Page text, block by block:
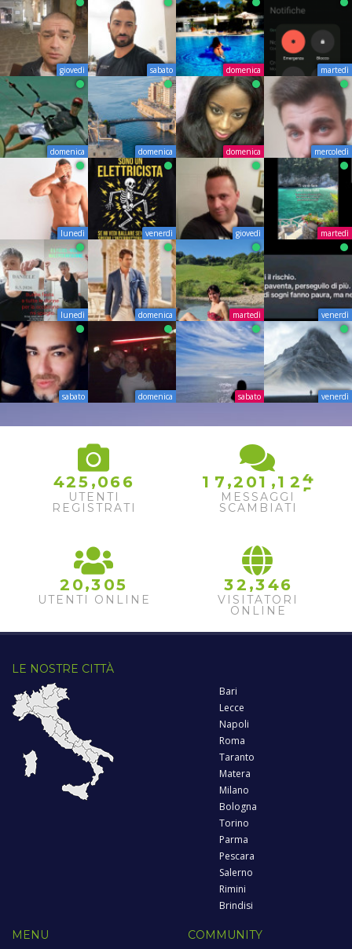
giovedì sabato domenica martedì
domenica domenica domenica mercoledì
lunedì venerdì giovedì martedì
lunedì domenica martedì venerdì
sabato domenica sabato venerdì
425 ,066
UTENTI
REGISTRATI
1 7 ,2 01 ,1 2
4
5
MESSAGGI
SCAMBIATI
2 0,3 05
UTENTI ONLINE
32 ,346
VISITATORI
ONLINE
LE NOSTRE CITTÀ
Bari
Lecce
Napoli
Roma
Taranto
Matera
Milano
Bologna
Torino
Parma
Pescara
Salerno
Rimini
Brindisi
MENU COMMUNITY